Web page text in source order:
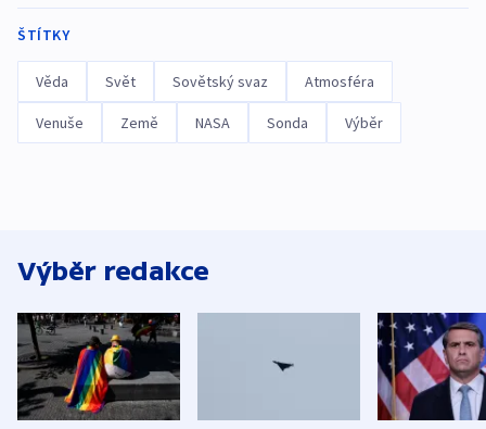
ŠTÍTKY
Věda Svět Sovětský svaz Atmosféra
Venuše Země NASA Sonda Výběr
Výběr redakce